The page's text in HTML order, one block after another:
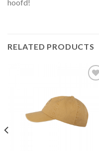
hoofd!
RELATED PRODUCTS
verlanglijst